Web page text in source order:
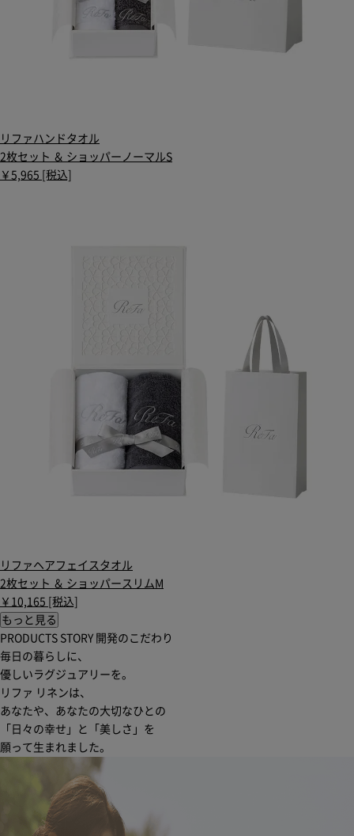
リファハンドタオル
2枚セット ＆ ショッパーノーマルS
￥5,965 [税込]
リファヘアフェイスタオル
2枚セット ＆ ショッパースリムM
￥10,165 [税込]
もっと見る
PRODUCTS STORY 開発のこだわり
毎日の暮らしに、
優しいラグジュアリーを。
リファ リネンは、
あなたや、あなたの大切なひとの
「日々の幸せ」と「美しさ」を
願って生まれました。